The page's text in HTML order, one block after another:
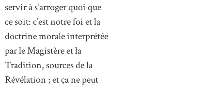
servir à s’arroger quoi que
ce soit: c’est notre foi et la
doctrine morale interprétée
par le Magistère et la
Tradition, sources de la
Révélation ; et ça ne peut